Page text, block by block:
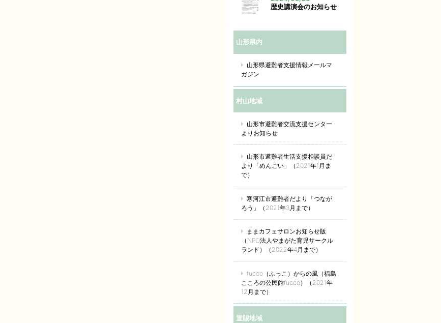
歴史講演会のお知らせ
山形県内
山形県避難者支援情報メールマ
ガジン
村山地域
山形市避難者交流支援センター
よりお知らせ
山形市避難者生活支援相談員だ
より「めんごい」（2021年1月ま
で）
寒河江市避難者だより「つなが
ろう」（2021年3月まで）
ままカフェサロンお知らせ版
（NPO法人やまがた育児サークル
ランド）（2022年4月まで）
fucco（ふっこ）からの風（福島
こころの公民館fucco）（2021年
12月まで）
置賜地域